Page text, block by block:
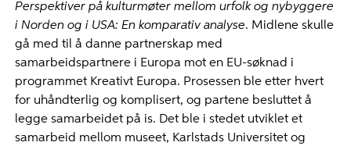
Perspektiver på kulturmøter mellom urfolk og nybyggere
i Norden og i USA: En komparativ analyse. Midlene skulle
gå med til å danne partnerskap med
samarbeidspartnere i Europa mot en EU-søknad i
programmet Kreativt Europa. Prosessen ble etter hvert
for uhåndterlig og komplisert, og partene besluttet å
legge samarbeidet på is. Det ble i stedet utviklet et
samarbeid mellom museet, Karlstads Universitet og